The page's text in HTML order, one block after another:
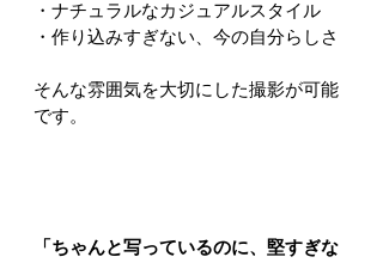
・ナチュラルなカジュアルスタイル
・作り込みすぎない、今の自分らしさ
そんな雰囲気を大切にした撮影が可能
です。
「ちゃんと写っているのに、堅すぎな